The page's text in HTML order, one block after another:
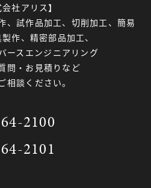
会社アリス】
、試作品加工、切削加工、簡易
作、精密部品加工、
ースエンジニアリング
問・お見積りなど
相談ください。
2100
2101